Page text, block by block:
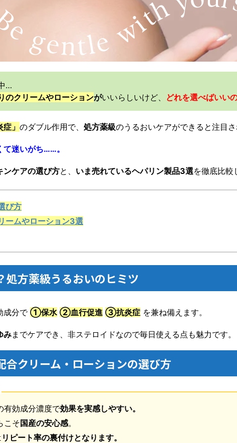
…
のクリームやローションがいいらしいけど、 どれを選べばいい
」 のダブル作用で、 処方薬級のうるおいケアができると注目さ
て迷いがち……。
ンケアの選び方と、 いま売れているヘパリン製品3選を徹底比較
び方
ームやローション3選
処方薬級うるおいのヒミツ
成分で ①保水 ②血行促進 ③抗炎症 を兼ね備えます。
みまでケアでき、非ステロイドなので毎日使える点も魅力です。
合クリーム・ローションの選び方
有効成分濃度で効果を実感しやすい。
こそ 国産の安心感。
リピート率の裏付けとなります。